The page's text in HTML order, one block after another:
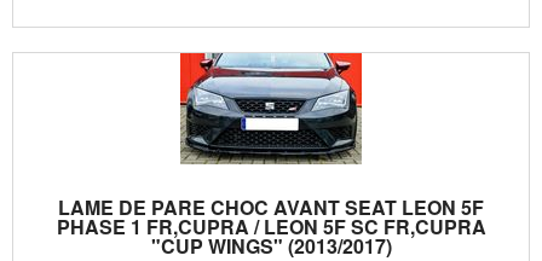
LAME DE PARE CHOC AVANT SEAT LEON 5F
PHASE 1 FR,CUPRA / LEON 5F SC FR,CUPRA
"CUP WINGS" (2013/2017)